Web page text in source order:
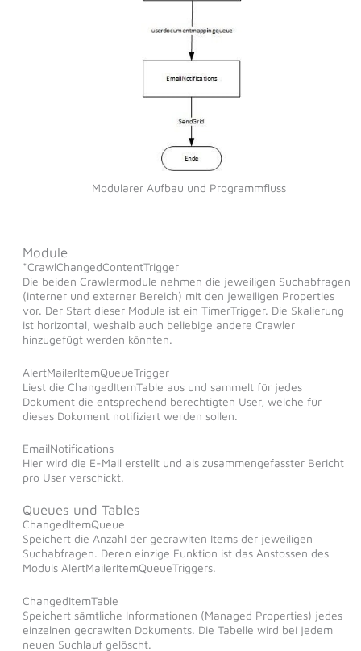
Modularer Aufbau und Programmfluss
Module
*CrawlChangedContentTrigger
Die beiden Crawlermodule nehmen die jeweiligen Suchabfragen
(interner und externer Bereich) mit den jeweiligen Properties
vor. Der Start dieser Module ist ein TimerTrigger. Die Skalierung
ist horizontal, weshalb auch beliebige andere Crawler
hinzugefügt werden könnten.
AlertMailerItemQueueTrigger
Liest die ChangedItemTable aus und sammelt für jedes
Dokument die entsprechend berechtigten User, welche für
dieses Dokument notifiziert werden sollen.
EmailNotifications
Hier wird die E-Mail erstellt und als zusammengefasster Bericht
pro User verschickt.
Queues und Tables
ChangedItemQueue
Speichert die Anzahl der gecrawlten Items der jeweiligen
Suchabfragen. Deren einzige Funktion ist das Anstossen des
Moduls AlertMailerItemQueueTriggers.
ChangedItemTable
Speichert sämtliche Informationen (Managed Properties) jedes
einzelnen gecrawlten Dokuments. Die Tabelle wird bei jedem
neuen Suchlauf gelöscht.